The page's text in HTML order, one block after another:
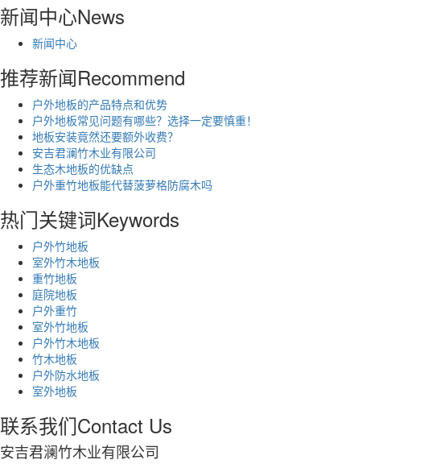
新闻中心News
新闻中心
推荐新闻Recommend
户外地板的产品特点和优势
户外地板常见问题有哪些？选择一定要慎重！
地板安装竟然还要额外收费？
安吉君澜竹木业有限公司
生态木地板的优缺点
户外重竹地板能代替菠萝格防腐木吗
热门关键词Keywords
户外竹地板
室外竹木地板
重竹地板
庭院地板
户外重竹
室外竹地板
户外竹木地板
竹木地板
户外防水地板
室外地板
联系我们Contact Us
安吉君澜竹木业有限公司